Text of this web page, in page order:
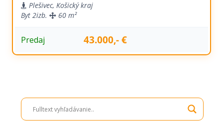
Plešivec, Košický kraj
Byt 2izb. 60 m²
Predaj 43.000,- €